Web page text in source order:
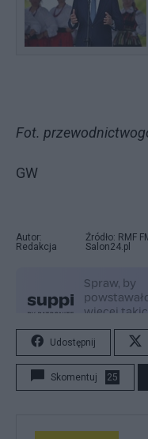
Fot.
GW
Autor:
Redakcja
Źródło: RMF
Salon24.pl
Udostępnij
Skomentuj 25